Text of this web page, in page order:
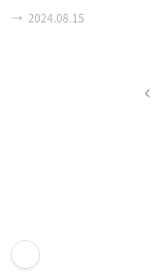
워크플로우가 돌겠구나 생각
가정하면 main + feature
션이 돌아갑니다. 다음과 같
→ 2024.08.15